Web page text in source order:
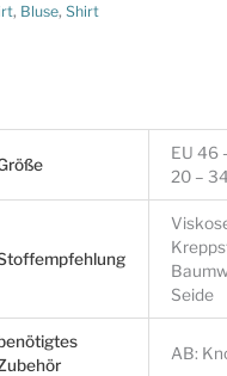
, Bluse, Shirt
EU 46
20 –
Seide
AB: